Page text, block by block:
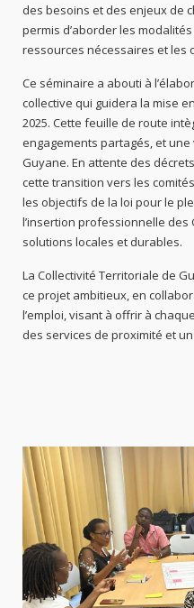
des besoins et des enjeux de
permis d’aborder les
ressources nécessaires et les
Ce séminaire a abouti à
collective qui guidera la mise
2025. Cette feuille de route
engagements partagés, et une
Guyane. En attente des
cette transition vers les
les objectifs de la loi pour le
l’insertion professionnelle
solutions locales et durables.
La Collectivité Territoriale de
ce projet ambitieux, en
l’emploi, visant à offrir à
des services de proximité et